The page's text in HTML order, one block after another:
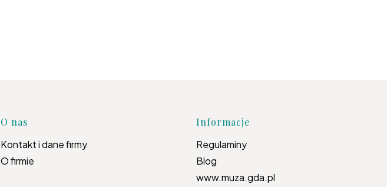
Linki w stopce
O nas
Kontakt i dane firmy
O firmie
Informacje
Regulaminy
Blog
www.muza.gda.pl